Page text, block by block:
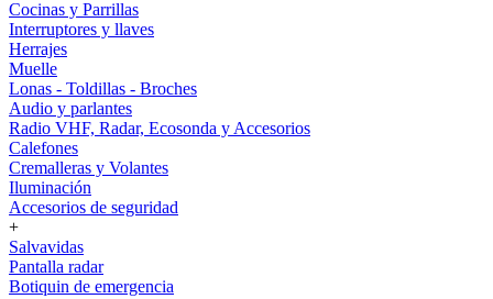
Cocinas y Parrillas
Interruptores y llaves
Herrajes
Muelle
Lonas - Toldillas - Broches
Audio y parlantes
Radio VHF, Radar, Ecosonda y Accesorios
Calefones
Cremalleras y Volantes
Iluminación
Accesorios de seguridad
+
Salvavidas
Pantalla radar
Botiquin de emergencia